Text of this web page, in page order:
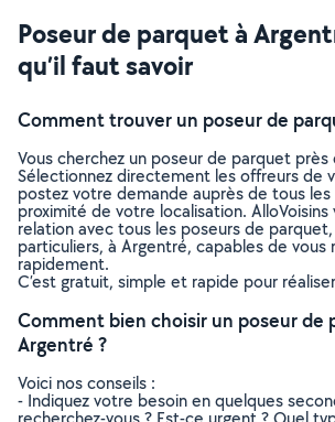
Poseur de parquet à
qu’il faut savoir
Comment trouver un poseur de
Vous cherchez un poseur de parquet près
Sélectionnez directement les offreurs de
postez votre demande auprès de tous
proximité de votre localisation.
relation avec tous les poseurs de
particuliers, à Argentré, capables de vous
rapidement.
C’est gratuit, simple et rapide pour
Comment bien choisir un poseur de
Argentré ?
Voici nos conseils :
- Indiquez votre besoin en quelques